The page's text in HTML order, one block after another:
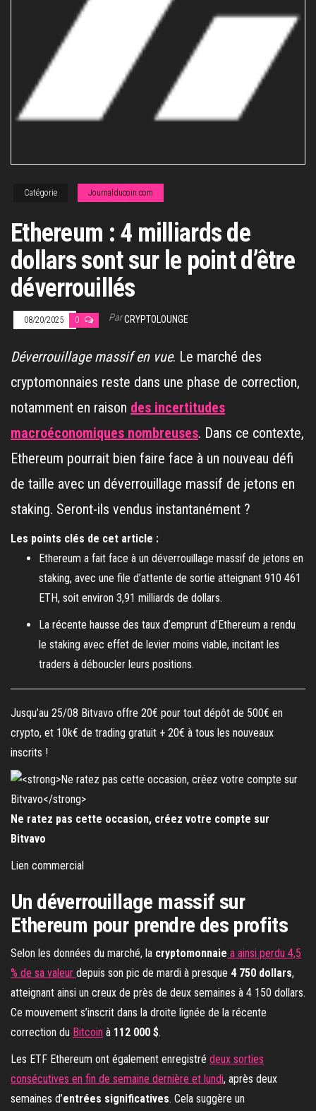
Catégorie Journalducoin.com
Ethereum : 4 milliards de
dollars sont sur le point d’être
déverrouillés
08/20/2025 0 ParCRYPTOLOUNGE
Déverrouillage massif en vue. Le marché des
cryptomonnaies reste dans une phase de correction,
notamment en raison des incertitudes
macroéconomiques nombreuses. Dans ce contexte,
Ethereum pourrait bien faire face à un nouveau défi
de taille avec un déverrouillage massif de jetons en
staking. Seront-ils vendus instantanément ?
Les points clés de cet article :
Ethereum a fait face à un déverrouillage massif de jetons en
staking, avec une file d’attente de sortie atteignant 910 461
ETH, soit environ 3,91 milliards de dollars.
La récente hausse des taux d’emprunt d’Ethereum a rendu
le staking avec effet de levier moins viable, incitant les
traders à déboucler leurs positions.
Jusqu’au 25/08 Bitvavo offre 20€ pour tout dépôt de 500€ en
crypto, et 10k€ de trading gratuit + 20€ à tous les nouveaux
inscrits !
Ne ratez pas cette occasion, créez votre compte sur
Bitvavo
Lien commercial
Un déverrouillage massif sur
Ethereum pour prendre des profits
Selon les données du marché, la cryptomonnaie a ainsi perdu 4,5
% de sa valeur depuis son pic de mardi à presque 4 750 dollars,
atteignant ainsi un creux de près de deux semaines à 4 150 dollars.
Ce mouvement s’inscrit dans la droite lignée de la récente
correction du Bitcoin à 112 000 $.
Les ETF Ethereum ont également enregistré deux sorties
consécutives en fin de semaine dernière et lundi, après deux
semaines d’entrées significatives. Cela suggère un